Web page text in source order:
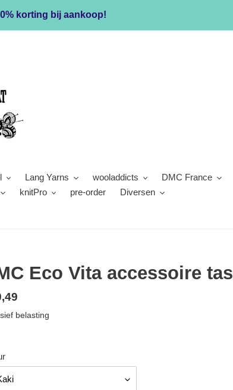
korting bij aankoop!
Lang Yarns wooladdicts DMC France
knitPro pre-order Diversen
Eco Vita accessoire tas
belasting